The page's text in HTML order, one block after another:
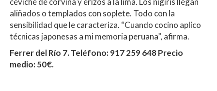
aliñados o templados con soplete. Todo con la
sensibilidad que le caracteriza. “Cuando cocino aplico
técnicas japonesas a mi memoria peruana”, afirma.
Ferrer del Río 7. Teléfono: 917 259 648 Precio
medio: 50€.